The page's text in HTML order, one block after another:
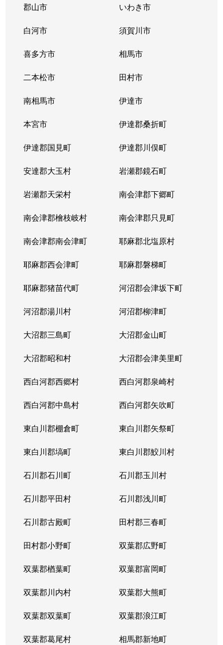
郡山市 いわき市
白河市 須賀川市
喜多方市 相馬市
二本松市 田村市
南相馬市 伊達市
本宮市 伊達郡桑折町
伊達郡国見町 伊達郡川俣町
安達郡大玉村 岩瀬郡鏡石町
岩瀬郡天栄村 南会津郡下郷町
南会津郡檜枝岐村 南会津郡只見町
南会津郡南会津町 耶麻郡北塩原村
耶麻郡西会津町 耶麻郡磐梯町
耶麻郡猪苗代町 河沼郡会津坂下町
河沼郡湯川村 河沼郡柳津町
大沼郡三島町 大沼郡金山町
大沼郡昭和村 大沼郡会津美里町
西白河郡西郷村 西白河郡泉崎村
西白河郡中島村 西白河郡矢吹町
東白川郡棚倉町 東白川郡矢祭町
東白川郡塙町 東白川郡鮫川村
石川郡石川町 石川郡玉川村
石川郡平田村 石川郡浅川町
石川郡古殿町 田村郡三春町
田村郡小野町 双葉郡広野町
双葉郡楢葉町 双葉郡富岡町
双葉郡川内村 双葉郡大熊町
双葉郡双葉町 双葉郡浪江町
双葉郡葛尾村 相馬郡新地町